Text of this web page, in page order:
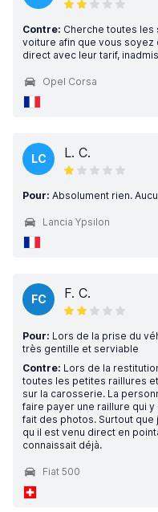
Contre: Cherche toutes les
voiture afin que vous
direct avec leur tarif,
Opel Corsa
LC L. C.
Pour: Absolument rien.
Lancia Ypsilon
FC F. C.
Pour: Lors de la prise du
très gentille et serviable
Contre: Lors de la
toutes les petites raillures
sur la carosserie. La
faire payer une raillure qui
fait des photos. Surtout
qu il est venu direct en
connaissait déjà.
Fiat 500